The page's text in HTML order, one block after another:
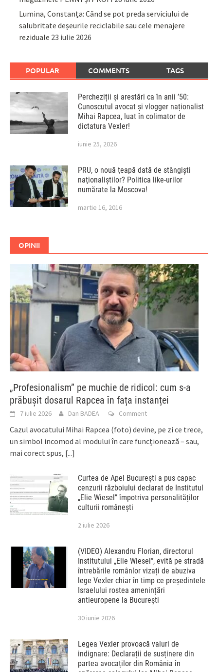
Lumina, Constanța: Când se pot preda serviciului de
salubritate deșeurile reciclabile sau cele menajere
reziduale 23 iulie 2026
POPULAR COMMENTS TAGS
Percheziții și arestări ca în anii ’50:
Cunoscutul avocat și vlogger naționalist
Mihai Rapcea, luat în colimator de
dictatura Vexler!
iunie 25, 2026
PRU, o nouă ţeapă dată de stângişti
naţionaliştilor? Politica like-urilor
numărate la Moscova!
martie 16, 2016
OPINII
„Profesionalism” pe muchie de ridicol: cum s-a
prăbușit dosarul Rapcea în fața instanței
7 iulie 2026 Dan BADEA Comment
Cazul avocatului Mihai Rapcea (foto) devine, pe zi ce trece,
un simbol incomod al modului în care funcționează – sau,
mai corect spus, [...]
Curtea de Apel București a pus capac
cenzurii războiului declarat de Institutul
„Elie Wiesel” împotriva personalităților
culturii românești
2 iulie 2026
(VIDEO) Alexandru Florian, directorul
Institutului „Elie Wiesel”, evită pe stradă
întrebările românlor vizați de abuziva
lege Vexler chiar în timp ce președintele
Israelului rostea amenințări
antieuropene la București
30 iunie 2026
Legea Vexler provoacă valuri de
indignare: Declarații de susținere din
partea avocaților din România în